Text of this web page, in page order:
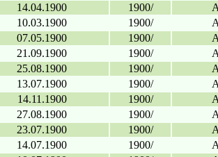
14.04.1900 1900/
10.03.1900 1900/
07.05.1900 1900/
21.09.1900 1900/
25.08.1900 1900/
13.07.1900 1900/
14.11.1900 1900/
27.08.1900 1900/
23.07.1900 1900/
14.07.1900 1900/